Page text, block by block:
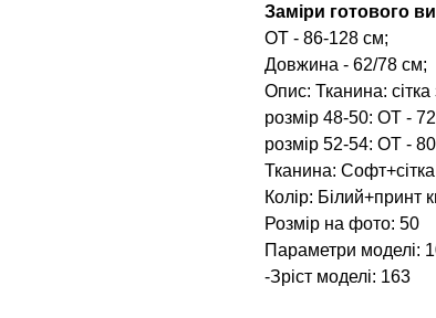
Заміри готового
ОТ - 86-128 см;
Довжина - 62/78 см;
Опис: Тканина:
розмір 48-50: ОТ -
розмір 52-54: ОТ -
Тканина: Софт+сітка
Колір: Білий+принт
Розмір на фото: 50
Параметри моделі:
-Зріст моделі: 163